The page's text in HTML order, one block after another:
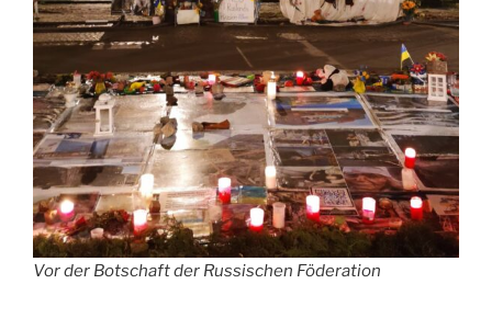
Vor der Botschaft der Russischen Föderation